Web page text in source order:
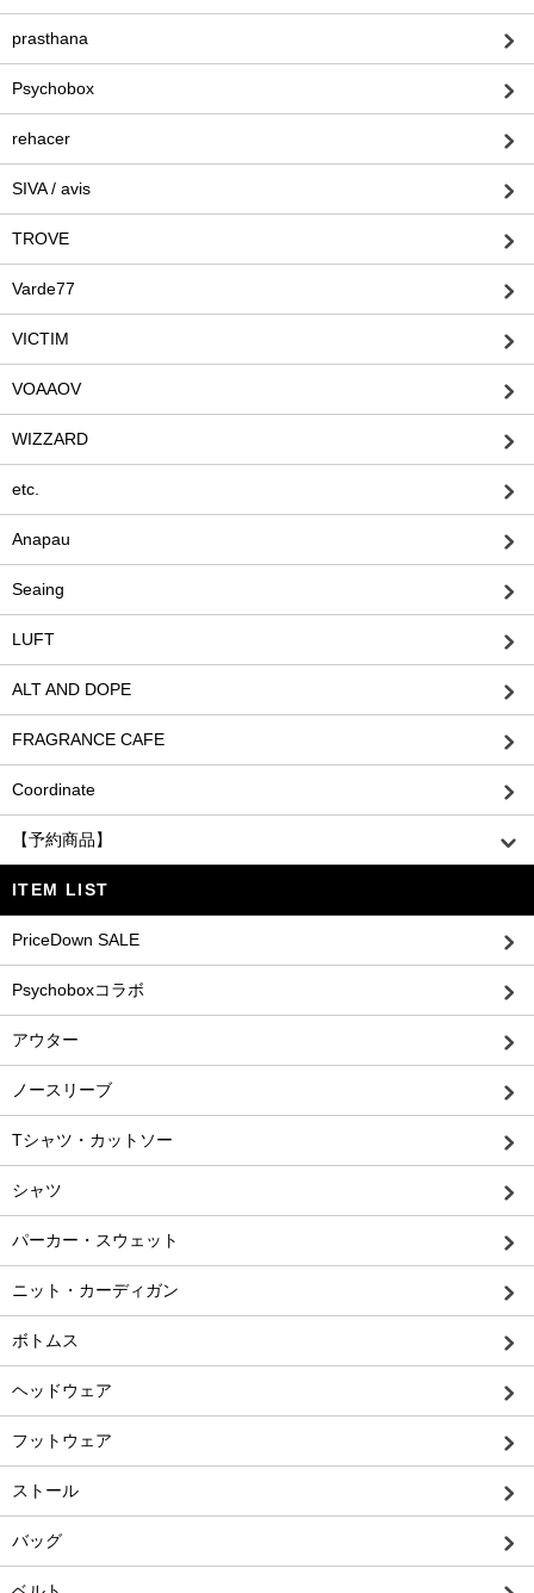
prasthana
Psychobox
rehacer
SIVA / avis
TROVE
Varde77
VICTIM
VOAAOV
WIZZARD
etc.
Anapau
Seaing
LUFT
ALT AND DOPE
FRAGRANCE CAFE
Coordinate
【予約商品】
ITEM LIST
PriceDown SALE
Psychoboxコラボ
アウター
ノースリーブ
Tシャツ・カットソー
シャツ
パーカー・スウェット
ニット・カーディガン
ボトムス
ヘッドウェア
フットウェア
ストール
バッグ